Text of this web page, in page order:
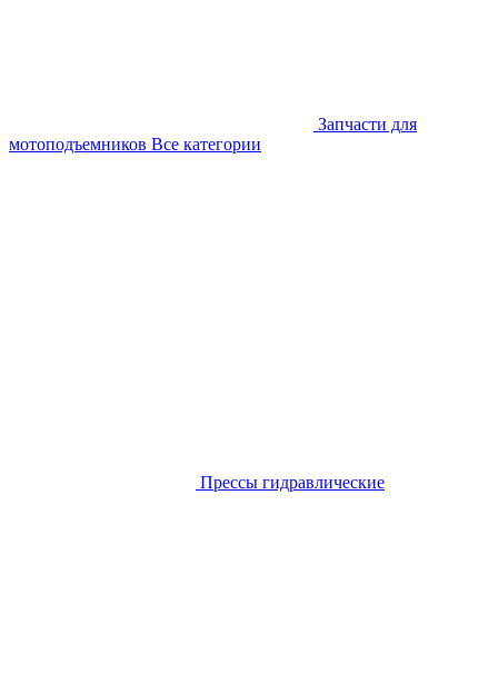
Запчасти для
мотоподъемников Все категории
Прессы гидравлические